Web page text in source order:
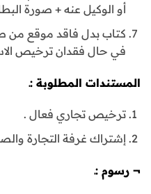
أو الوكيل عنه + صورة
كتاب بدل فاقد موقع من
في حال فقدان ترخيص
المستندات المطلوبة :ـ
ترخيص تجاري فعال .
إشتراك غرفة التجارة
¬ رسوم :ـ